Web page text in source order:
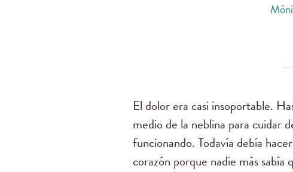
El dolor era casi insoportable.
medio de la neblina para cuidar
funcionando. Todavía debía
corazón porque nadie más